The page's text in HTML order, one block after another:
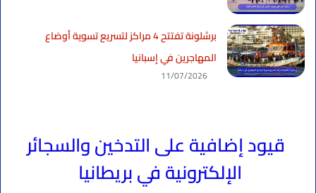
برشلونة تفتتح 4 مراكز لتسريع تسوية أوضاع
المهاجرين في إسبانيا
11/07/2026
قيود إضافية على التدخين والسجائر
الإلكترونية في بريطانيا